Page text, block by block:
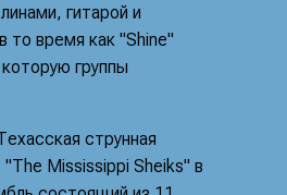
гитарой и
то время как "Shine"
группы
струнная
"The Mississippi Sheiks" в